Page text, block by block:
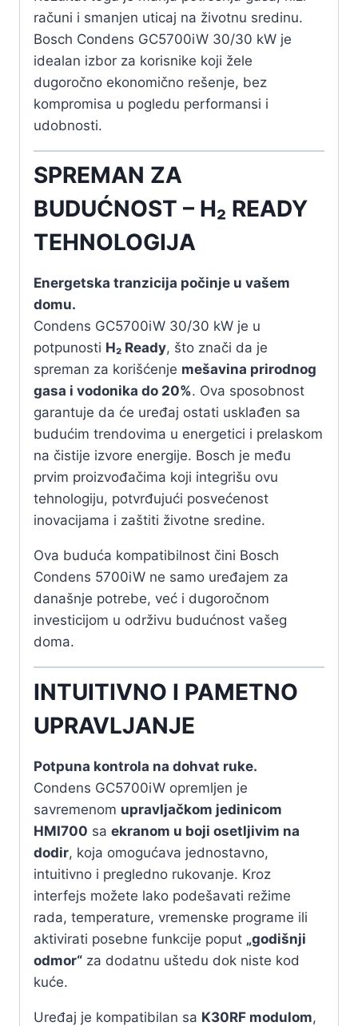
računi i smanjen uticaj na životnu sredinu.
Bosch Condens GC5700iW 30/30 kW je
idealan izbor za korisnike koji žele
dugoročno ekonomično rešenje, bez
kompromisa u pogledu performansi i
udobnosti.
SPREMAN ZA
BUDUĆNOST – H₂ READY
TEHNOLOGIJA
Energetska tranzicija počinje u vašem
domu.
Condens GC5700iW 30/30 kW je u
potpunosti H₂ Ready, što znači da je
spreman za korišćenje mešavina prirodnog
gasa i vodonika do 20%. Ova sposobnost
garantuje da će uređaj ostati usklađen sa
budućim trendovima u energetici i prelaskom
na čistije izvore energije. Bosch je među
prvim proizvođačima koji integrišu ovu
tehnologiju, potvrđujući posvećenost
inovacijama i zaštiti životne sredine.
Ova buduća kompatibilnost čini Bosch
Condens 5700iW ne samo uređajem za
današnje potrebe, već i dugoročnom
investicijom u održivu budućnost vašeg
doma.
INTUITIVNO I PAMETNO
UPRAVLJANJE
Potpuna kontrola na dohvat ruke.
Condens GC5700iW opremljen je
savremenom upravljačkom jedinicom
HMI700 sa ekranom u boji osetljivim na
dodir, koja omogućava jednostavno,
intuitivno i pregledno rukovanje. Kroz
interfejs možete lako podešavati režime
rada, temperature, vremenske programe ili
aktivirati posebne funkcije poput „godišnji
odmor“ za dodatnu uštedu dok niste kod
kuće.
Uređaj je kompatibilan sa K30RF modulom,